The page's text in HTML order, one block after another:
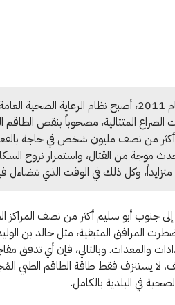
منذ عام 2011، أصبح نظام الرعاية الصحية
الصراع المتتالية، مصحوباً بنقص
من نصف مليون شخص في حاجة بالفعل
موجة من القتال، واستمرار نزوح
وكل ذلك في الوقت الذي تتضاءل فيه
المرافق المتبقية، مثل خالد بن
والمعدات. وبالتالي، فإن أي تدفق
لا يستنزف فقط طاقة الطاقم الطبي
في البلدية بالكامل.